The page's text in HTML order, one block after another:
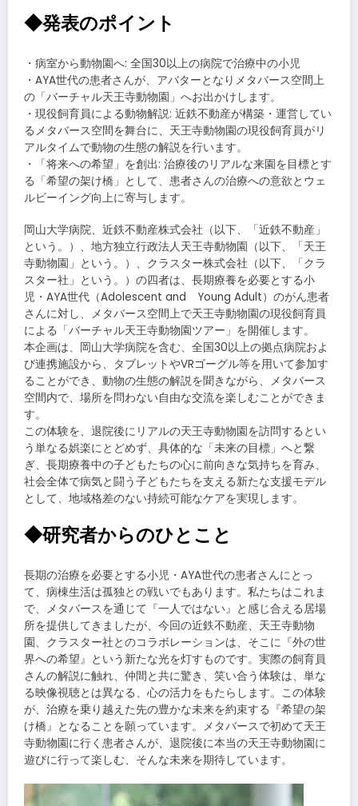
◆発表のポイント
・病室から動物園へ: 全国30以上の病院で治療中の小児
・AYA世代の患者さんが、アバターとなりメタバース空間上
の「バーチャル天王寺動物園」へお出かけします。
・現役飼育員による動物解説: 近鉄不動産が構築・運営してい
るメタバース空間を舞台に、天王寺動物園の現役飼育員がリ
アルタイムで動物の生態の解説を行います。
・「将来への希望」を創出: 治療後のリアルな来園を目標とす
る「希望の架け橋」として、患者さんの治療への意欲とウェ
ルビーイング向上に寄与します。
岡山大学病院、近鉄不動産株式会社（以下、「近鉄不動産」
という。）、地方独立行政法人天王寺動物園（以下、「天王
寺動物園」という。）、クラスター株式会社（以下、「クラ
スター社」という。）の四者は、長期療養を必要とする小
児・AYA世代（Adolescent and Young Adult）のがん患者
さんに対し、メタバース空間上で天王寺動物園の現役飼育員
による「バーチャル天王寺動物園ツアー」を開催します。
本企画は、岡山大学病院を含む、全国30以上の拠点病院およ
び連携施設から、タブレットやVRゴーグル等を用いて参加す
ることができ、動物の生態の解説を聞きながら、メタバース
空間内で、場所を問わない自由な交流を楽しむことができま
す。
この体験を、退院後にリアルの天王寺動物園を訪問するとい
う単なる娯楽にとどめず、具体的な「未来の目標」へと繋
ぎ、長期療養中の子どもたちの心に前向きな気持ちを育み、
社会全体で病気と闘う子どもたちを支える新たな支援モデル
として、地域格差のない持続可能なケアを実現します。
◆研究者からのひとこと
長期の治療を必要とする小児・AYA世代の患者さんにとっ
て、病棟生活は孤独との戦いでもあります。私たちはこれま
で、メタバースを通じて『一人ではない』と感じ合える居場
所を提供してきましたが、今回の近鉄不動産、天王寺動物
園、クラスター社とのコラボレーションは、そこに『外の世
界への希望』という新たな光を灯すものです。実際の飼育員
さんの解説に触れ、仲間と共に驚き、笑い合う体験は、単な
る映像視聴とは異なる、心の活力をもたらします。この体験
が、治療を乗り越えた先の豊かな未来を約束する『希望の架
け橋』となることを願っています。メタバースで初めて天王
寺動物園に行く患者さんが、退院後に本当の天王寺動物園に
遊びに行って楽しむ、そんな未来を期待しています。